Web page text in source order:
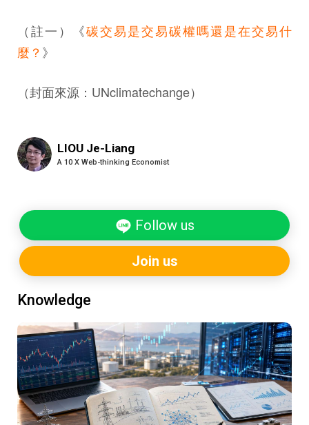
（註一）《碳交易是交易碳權嗎還是在交易什
麼？ 》
（封面來源：UNclimatechange）
LIOU Je-Liang
A 10 X Web-thinking Economist
Follow us
Join us
Knowledge